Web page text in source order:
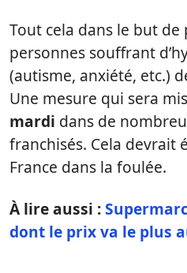
Tout cela dans le but
personnes souffrant
(autisme, anxiété, etc.)
Une mesure qui sera
mardi dans de
franchisés. Cela devrait
France dans la foulée.
À lire aussi :
dont le prix va le plus